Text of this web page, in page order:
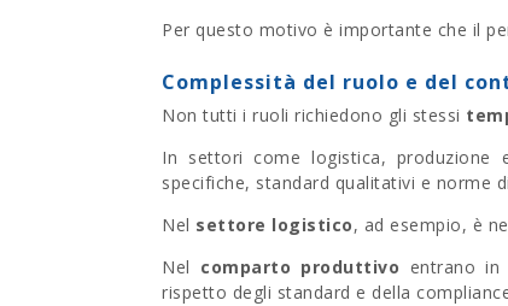
Per questo motivo è importante che il
Complessità del ruolo e del
Non tutti i ruoli richiedono gli stessi
In settori come logistica, produzione
specifiche, standard qualitativi e norme
Nel settore logistico, ad esempio, è
Nel comparto produttivo entrano in
rispetto degli standard e della